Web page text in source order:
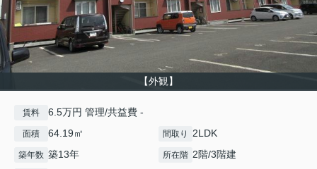
【外観】
賃料 6.5万円 管理/共益費 -
面積 64.19㎡ 間取り 2LDK
築年数 築13年 所在階 2階/3階建